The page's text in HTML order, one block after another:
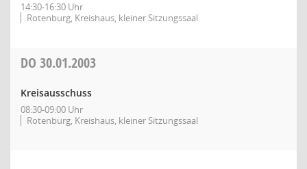
14:30-16:30 Uhr
Rotenburg, Kreishaus, kleiner Sitzungssaal
DO 30.01.2003
Kreisausschuss
08:30-09:00 Uhr
Rotenburg, Kreishaus, kleiner Sitzungssaal